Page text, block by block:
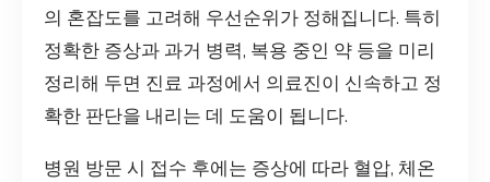
의 혼잡도를 고려해 우선순위가 정해집니다. 특히
정확한 증상과 과거 병력, 복용 중인 약 등을 미리
정리해 두면 진료 과정에서 의료진이 신속하고 정
확한 판단을 내리는 데 도움이 됩니다.
병원 방문 시 접수 후에는 증상에 따라 혈압, 체온